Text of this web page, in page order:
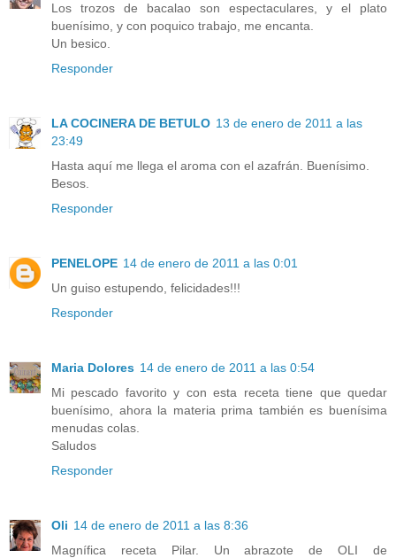
Los trozos de bacalao son espectaculares, y el plato
buenísimo, y con poquico trabajo, me encanta.
Un besico.
Responder
LA COCINERA DE BETULO 13 de enero de 2011 a las
23:49
Hasta aquí me llega el aroma con el azafrán. Buenísimo.
Besos.
Responder
PENELOPE 14 de enero de 2011 a las 0:01
Un guiso estupendo, felicidades!!!
Responder
Maria Dolores 14 de enero de 2011 a las 0:54
Mi pescado favorito y con esta receta tiene que quedar
buenísimo, ahora la materia prima también es buenísima
menudas colas.
Saludos
Responder
Oli 14 de enero de 2011 a las 8:36
Magnífica receta Pilar. Un abrazote de OLI de